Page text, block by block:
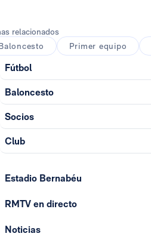
relacionados
Primer equipo
Fútbol
Baloncesto
Socios
Club
Estadio Bernabéu
RMTV en directo
Noticias